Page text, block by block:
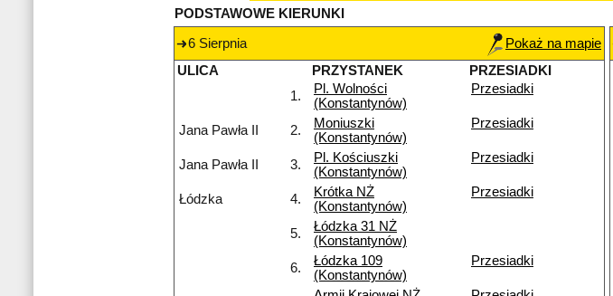
PODSTAWOWE KIERUNKI
6 Sierpnia
Pokaż na mapie
ULICA
PRZYSTANEK
PRZESIADKI
1.
Pl. Wolności
(Konstantynów)
Przesiadki
Jana Pawła II 2.
Moniuszki
(Konstantynów)
Przesiadki
Jana Pawła II 3.
Pl. Kościuszki
(Konstantynów)
Przesiadki
Łódzka 4.
Krótka NŻ
(Konstantynów)
Przesiadki
5.
Łódzka 31 NŻ
(Konstantynów)
6.
Łódzka 109
(Konstantynów)
Przesiadki